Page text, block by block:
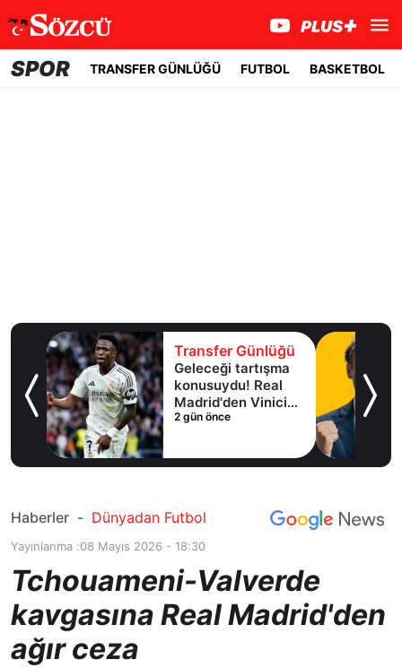
SPOR TRANSFER GÜNLÜĞÜ FUTBOL BASKETBOL
Transfer Günlüğü
Geleceği tartışma
konusuydu! Real
Madrid'den Vinicius
Junior kararı
2 gün önce
Haberler - Dünyadan Futbol
Yayınlanma :08 Mayıs 2026 - 18:30
Tchouameni-Valverde
kavgasına Real Madrid'den
ağır ceza